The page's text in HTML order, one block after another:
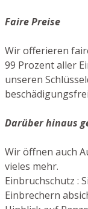
Faire Preise
Wir offerieren
99 Prozent aller
unseren
Darüber hinaus
Wir öffnen auch
vieles mehr.
Einbruchschutz :
Einbrechern